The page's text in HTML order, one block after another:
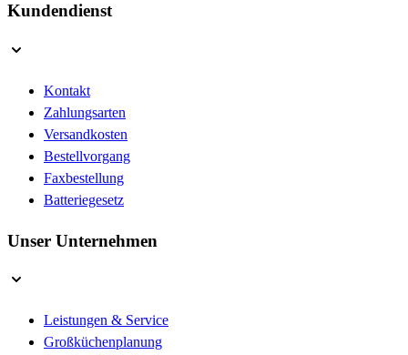
Kundendienst
Kontakt
Zahlungsarten
Versandkosten
Bestellvorgang
Faxbestellung
Batteriegesetz
Unser Unternehmen
Leistungen & Service
Großküchenplanung